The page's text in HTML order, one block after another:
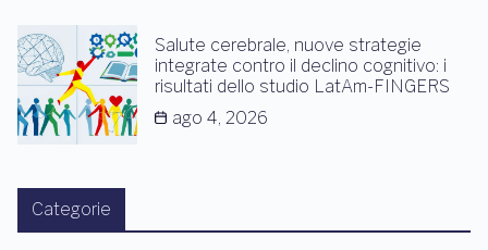
Salute cerebrale, nuove strategie
integrate contro il declino cognitivo: i
risultati dello studio LatAm-FINGERS
ago 4, 2026
Categorie